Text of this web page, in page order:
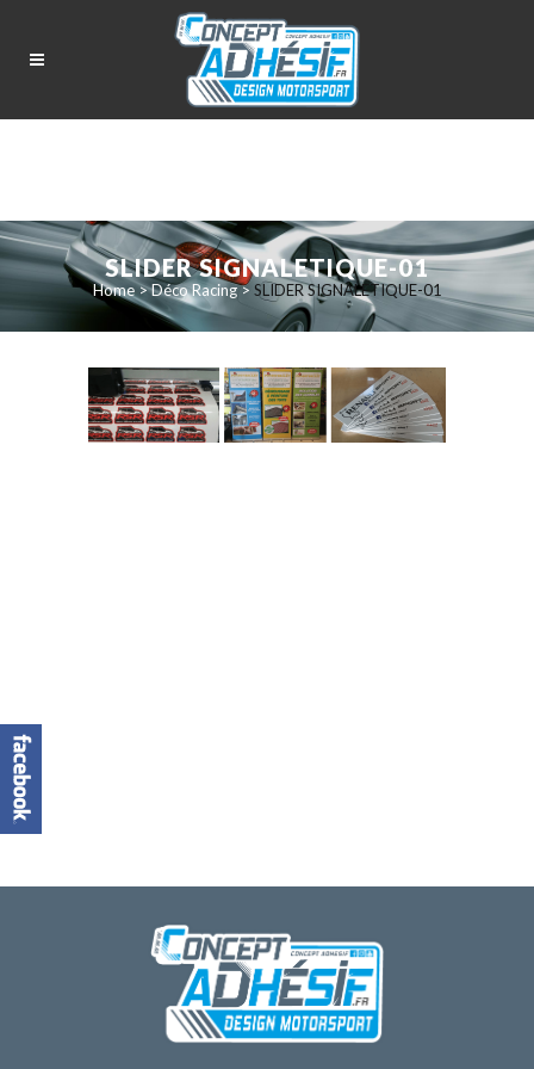
SLIDER SIGNALETIQUE-01
Home>Déco Racing> SLIDER SIGNALETIQUE-01